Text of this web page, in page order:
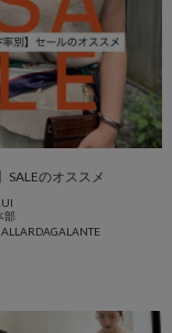
SALEのオススメ
部